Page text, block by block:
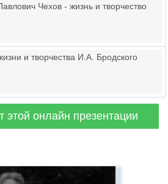
Чехов - жизнь и творчество
и творчества И.А. Бродского
этой онлайн презентации